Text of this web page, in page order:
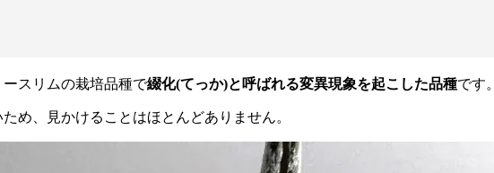
スリムの栽培品種で綴化(てっか)と呼ばれる変異現象を起こした品種です。
め、見かけることはほとんどありません。